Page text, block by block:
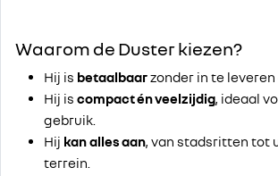
Waarom de Duster kiezen?
Hij is betaalbaarzonder in te
Hij is compact én veelzijdig, ideaal
gebruik.
Hij kanalles aan, van stadsritten tot
terrein.